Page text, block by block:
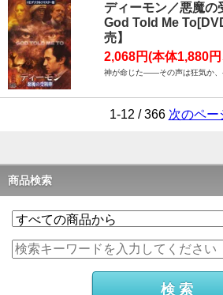
ディーモン／悪魔
God Told Me
売】
2,068円(本体1,880
神が命じた――その声は狂気か、
1-12 / 366 次のペー
商品検索